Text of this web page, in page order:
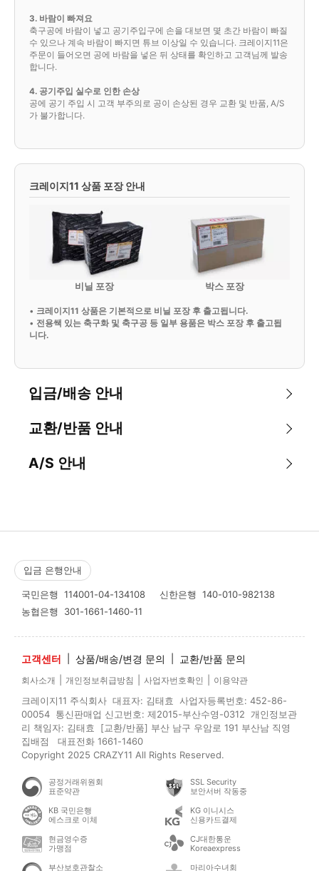
3. 바람이 빠져요
축구공에 바람이 넣고 공기주입구에 손을 대보면 몇 초간 바람이 빠질
수 있으나 계속 바람이 빠지면 튜브 이상일 수 있습니다. 크레이지11은
주문이 들어오면 공에 바람을 넣은 뒤 상태를 확인하고 고객님께 발송
합니다.
4. 공기주입 실수로 인한 손상
공에 공기 주입 시 고객 부주의로 공이 손상된 경우 교환 및 반품, A/S
가 불가합니다.
크레이지11 상품 포장 안내
비닐 포장 박스 포장
• 크레이지11 상품은 기본적으로 비닐 포장 후 출고됩니다.
• 전용쌕 있는 축구화 및 축구공 등 일부 용품은 박스 포장 후 출고됩
니다.
입금/배송 안내
교환/반품 안내
A/S 안내
입금 은행안내
국민은행 114001-04-134108 신한은행 140-010-982138
농협은행 301-1661-1460-11
고객센터 상품/배송/변경 문의 교환/반품 문의
회사소개 개인정보취급방침 사업자번호확인 이용약관
크레이지11 주식회사 대표자: 김태효 사업자등록번호: 452-86-
00054 통신판매업 신고번호: 제2015-부산수영-0312 개인정보관
리 책임자: 김태효 [교환/반품] 부산 남구 우암로 191 부산남 직영
집배점 대표전화 1661-1460
Copyright 2025 CRAZY11 All Rights Reserved.
공정거래위원회
표준약관
SSL Security
보안서버 작동중
KB 국민은행
에스크로 이체
KG 이니시스
신용카드결제
현금영수증
가맹점
CJ대한통운
Koreaexpress
부산보호관찰소
마리아수녀회